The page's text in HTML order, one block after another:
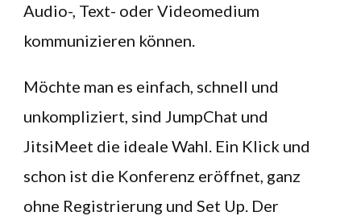
Audio-, Text- oder Videomedium
kommunizieren können.
Möchte man es einfach, schnell und
unkompliziert, sind JumpChat und
JitsiMeet die ideale Wahl. Ein Klick und
schon ist die Konferenz eröffnet, ganz
ohne Registrierung und Set Up. Der